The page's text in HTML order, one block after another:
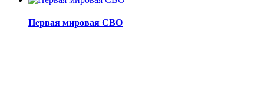
Первая мировая СВО